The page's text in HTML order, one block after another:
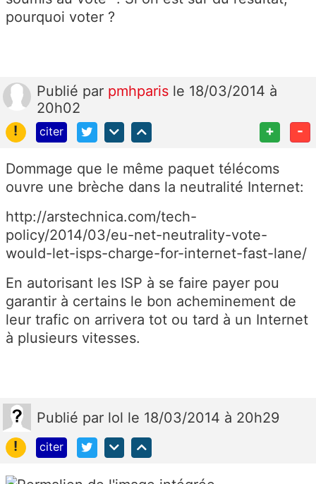
pourquoi voter ?
Publié par pmhparis le 18/03/2014 à
20h02
!
citer + -
Dommage que le même paquet télécoms
ouvre une brèche dans la neutralité Internet:
http://arstechnica.com/tech-
policy/2014/03/eu-net-neutrality-vote-
would-let-isps-charge-for-internet-fast-lane/
En autorisant les ISP à se faire payer pou
garantir à certains le bon acheminement de
leur trafic on arrivera tot ou tard à un Internet
à plusieurs vitesses.
Publié par lol le 18/03/2014 à 20h29
!
citer